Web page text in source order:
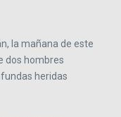
la mañana de este
dos hombres
heridas